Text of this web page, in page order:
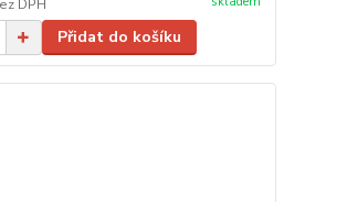
DPH
Přidat do košíku